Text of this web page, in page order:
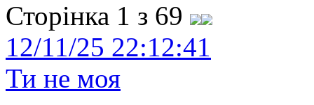
Сторінка 1 з 69
12/11/25 22:12:41
Ти не моя